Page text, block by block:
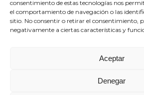
consentimiento de estas tecnologías nos
el comportamiento de navegación o las
sitio. No consentir o retirar el consentimiento,
negativamente a ciertas características y
Aceptar
Denegar